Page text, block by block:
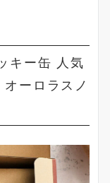
キー缶 人気
ーロラスノ